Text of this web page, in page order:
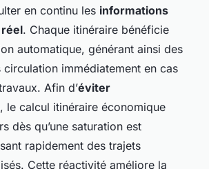
en continu les informations
. Chaque itinéraire bénéficie
automatique, générant ainsi des
circulation immédiatement en cas
Afin d’éviter
, le calcul itinéraire économique
dès qu’une saturation est
rapidement des trajets
Cette réactivité améliore la